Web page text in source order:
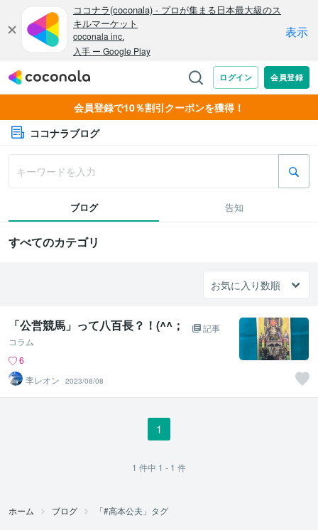
会員登録で10％割引クーポンを獲得！
ココナラブログ
ブログ 告知
すべてのカテゴリ
「公営競馬」って八百長？！(^^；
記事
コラム
6
李レオン
2023/08/08
1
1 件中 1 - 1 件
ホーム ブログ 「#高本公夫」タグ